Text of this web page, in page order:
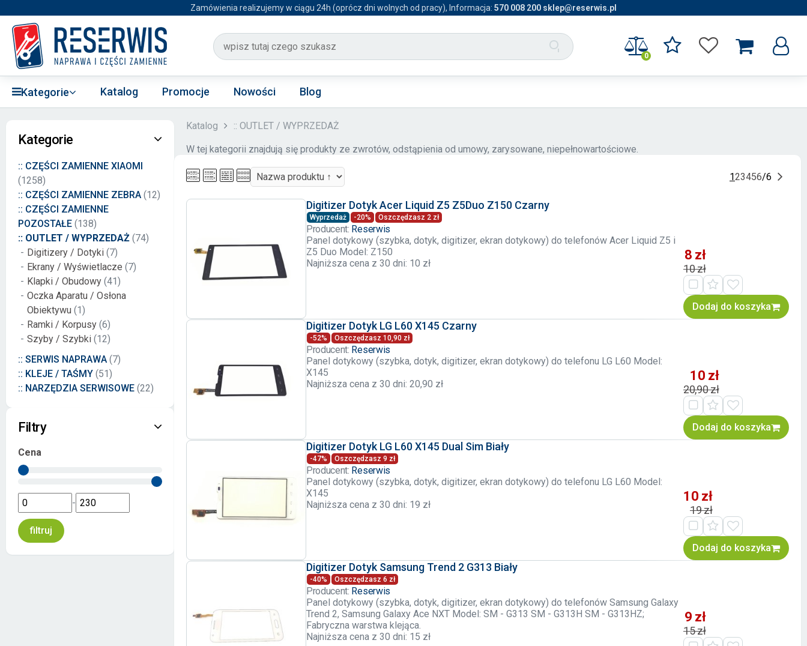
Zamówienia realizujemy w ciągu 24h (oprócz dni wolnych od pracy), Informacja: 570 008 200 sklep@reserwis.pl
0
Kategorie Katalog Promocje Nowości Blog
Kategorie
:: CZĘŚCI ZAMIENNE XIAOMI
(1258)
:: CZĘŚCI ZAMIENNE ZEBRA (12)
:: CZĘŚCI ZAMIENNE
POZOSTAŁE (138)
:: OUTLET / WYPRZEDAŻ (74)
Digitizery / Dotyki (7)
Ekrany / Wyświetlacze (7)
Klapki / Obudowy (41)
Oczka Aparatu / Osłona
Obiektywu (1)
Ramki / Korpusy (6)
Szyby / Szybki (12)
:: SERWIS NAPRAWA (7)
:: KLEJE / TAŚMY (51)
:: NARZĘDZIA SERWISOWE (22)
Filtry
Cena
-
Katalog :: OUTLET / WYPRZEDAŻ
W tej kategorii znajdują się produkty ze zwrotów, odstąpienia od umowy, zarysowane, niepełnowartościowe.
123456/6
Digitizer Dotyk Acer Liquid Z5 Z5Duo Z150 Czarny
Wyprzedaż -20% Oszczędzasz 2 zł
Producent: Reserwis
Panel dotykowy (szybka, dotyk, digitizer, ekran dotykowy) do telefonów Acer Liquid Z5 i
Z5 Duo Model: Z150
Najniższa cena z 30 dni: 10 zł
8 zł
10 zł
Dodaj do koszyka
Digitizer Dotyk LG L60 X145 Czarny
-52% Oszczędzasz 10,90 zł
Producent: Reserwis
Panel dotykowy (szybka, dotyk, digitizer, ekran dotykowy) do telefonu LG L60 Model:
X145
Najniższa cena z 30 dni: 20,90 zł
10 zł
20,90 zł
Dodaj do koszyka
Digitizer Dotyk LG L60 X145 Dual Sim Biały
-47% Oszczędzasz 9 zł
Producent: Reserwis
Panel dotykowy (szybka, dotyk, digitizer, ekran dotykowy) do telefonu LG L60 Model:
X145
Najniższa cena z 30 dni: 19 zł
10 zł
19 zł
Dodaj do koszyka
Digitizer Dotyk Samsung Trend 2 G313 Biały
-40% Oszczędzasz 6 zł
Producent: Reserwis
Panel dotykowy (szybka, dotyk, digitizer, ekran dotykowy) do telefonów Samsung Galaxy
Trend 2, Samsung Galaxy Ace NXT Model: SM - G313 SM - G313H SM - G313HZ;
Fabryczna warstwa klejąca.
Najniższa cena z 30 dni: 15 zł
9 zł
15 zł